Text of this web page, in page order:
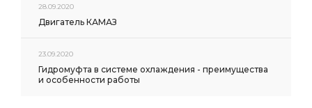
28.09.2020
Двигатель КАМАЗ
23.09.2020
Гидромуфта в системе охлаждения - преимущества
и особенности работы